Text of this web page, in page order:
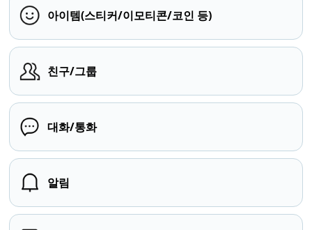
아이템(스티커/이모티콘/코인 등)
친구/그룹
대화/통화
알림